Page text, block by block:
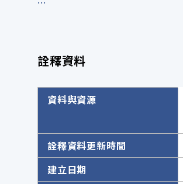
詮釋資料
詮釋資料詳細內容
資料與資源
詮釋資料更新時間
建立日期